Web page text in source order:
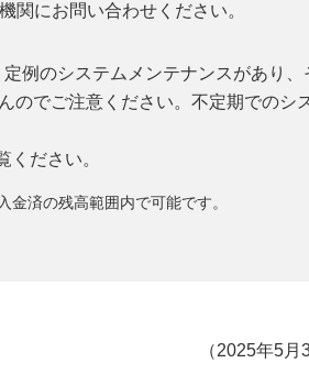
関にお問い合わせください。
例のシステムメンテナンスがあり、
のでご注意ください。不定期でのシ
ください。
済の残高範囲内で可能です。
（2025年5月